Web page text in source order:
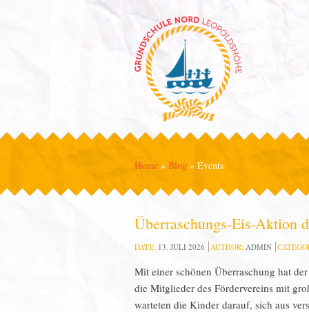
Home » Blog » Events
Überraschungs-Eis-Aktion
DATE: 13. JULI 2026 AUTHOR: ADMIN
Mit einer schönen Überraschung hat
die Mitglieder des Fördervereins mit
warteten die Kinder darauf, sich aus